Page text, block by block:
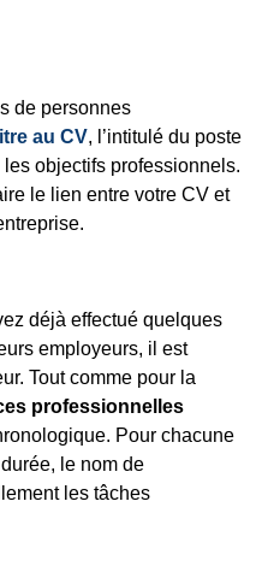
de personnes
au CV, l’intitulé du poste
objectifs professionnels.
le lien entre votre CV et
déjà effectué quelques
employeurs, il est
Tout comme pour la
professionnelles
Pour chacune
le nom de
les tâches